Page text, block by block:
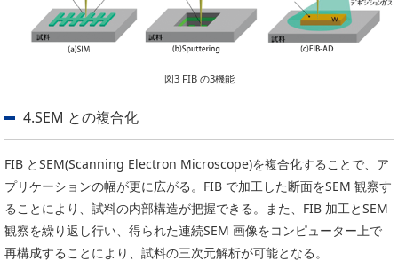
図3 FIB の3機能
4.SEM との複合化
FIB とSEM(Scanning Electron Microscope)を複合化することで、ア
プリケーションの幅が更に広がる。FIB で加工した断面をSEM 観察す
ることにより、試料の内部構造が把握できる。また、FIB 加工とSEM
観察を繰り返し行い、得られた連続SEM 画像をコンピューター上で
再構成することにより、試料の三次元解析が可能となる。